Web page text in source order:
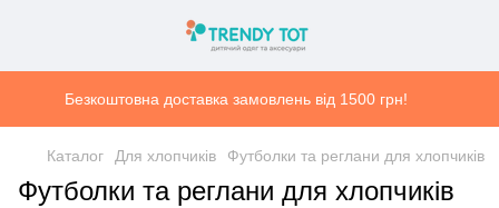
Безкоштовна доставка замовлень від 1500 грн!
Каталог Для хлопчиків Футболки та реглани для хлопчиків
Футболки та реглани для хлопчиків